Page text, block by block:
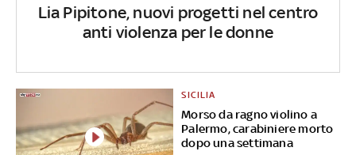
Lia Pipitone, nuovi progetti nel centro
anti violenza per le donne
Morso da ragno violino a
Palermo, carabiniere morto
dopo una settimana
SICILIA